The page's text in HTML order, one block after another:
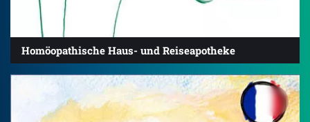
Homöopathische Haus- und Reiseapotheke